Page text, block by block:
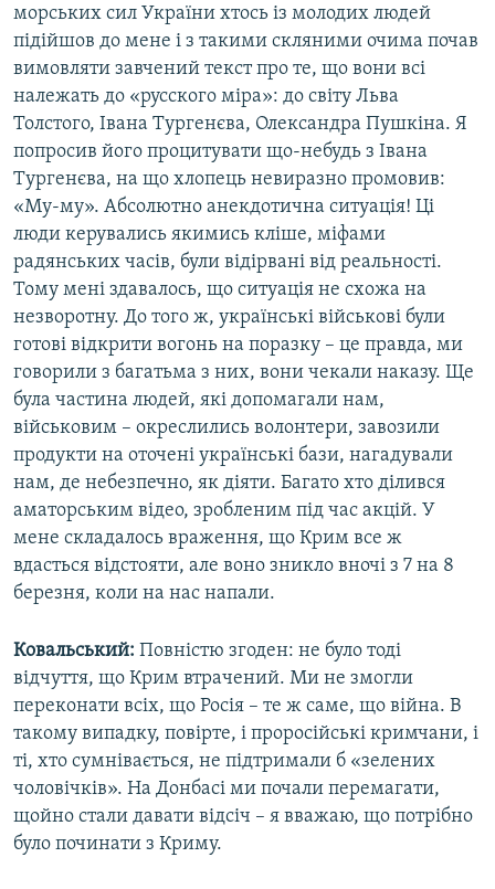
морських сил України хтось із молодих людей
підійшов до мене і з такими скляними очима почав
вимовляти завчений текст про те, що вони всі
належать до «русского міра»: до світу Льва
Толстого, Івана Тургенєва, Олександра Пушкіна. Я
попросив його процитувати що-небудь з Івана
Тургенєва, на що хлопець невиразно промовив:
«Му-му». Абсолютно анекдотична ситуація! Ці
люди керувались якимись кліше, міфами
радянських часів, були відірвані від реальності.
Тому мені здавалось, що ситуація не схожа на
незворотну. До того ж, українські військові були
готові відкрити вогонь на поразку – це правда, ми
говорили з багатьма з них, вони чекали наказу. Ще
була частина людей, які допомагали нам,
військовим – окреслились волонтери, завозили
продукти на оточені українські бази, нагадували
нам, де небезпечно, як діяти. Багато хто ділився
аматорським відео, зробленим під час акцій. У
мене складалось враження, що Крим все ж
вдасться відстояти, але воно зникло вночі з 7 на 8
березня, коли на нас напали.
Ковальський: Повністю згоден: не було тоді
відчуття, що Крим втрачений. Ми не змогли
переконати всіх, що Росія – те ж саме, що війна. В
такому випадку, повірте, і проросійські кримчани, і
ті, хто сумнівається, не підтримали б «зелених
чоловічків». На Донбасі ми почали перемагати,
щойно стали давати відсіч – я вважаю, що потрібно
було починати з Криму.